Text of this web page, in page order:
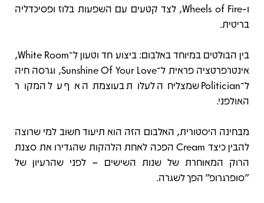
ו-Wheels of Fire, לצד קטעים עם השפעות בלוז ופסיכדליה
בריטית.
בין הבולטים במיוחד באלבום: ביצוע חד וטעון ל־White Room,
אינטרפרטציה פראית ל־Sunshine Of Your Love, וגרסה חיה
ל־Politician שמצליחה לעלות בעוצמתה אף על המקור
האולפני.
מבחינה היסטורית, האלבום הזה הוא תיעוד חשוב למי שרוצה
להבין כיצד Cream הפכה לאחת הלהקות שהגדירו את סצנת
הרוק המאוחרת של שנות השישים – לפני שהרעיון של
"סופרגרופ" הפך לשגרה.